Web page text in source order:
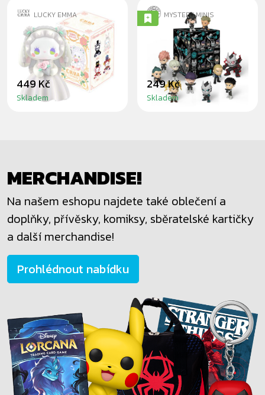
LUCKY EMMA
EMMA WEDDING -
BLINDBOX
449 Kč
Skladem
MYSTERY MINIS
KAIJU NO. 8 -
BLINDBOX
249 Kč
Skladem
MERCHANDISE!
Na našem eshopu najdete také oblečení a
doplňky, přívěsky, komiksy, sběratelské kartičky
a další merchandise!
Prohlédnout nabídku